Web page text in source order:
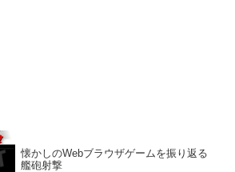
懐かしのWebブラウザゲームを振り返る
艦砲射撃